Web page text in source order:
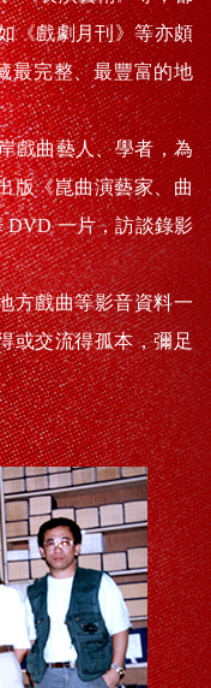
《戲劇月刊》等亦頗
最完整、最豐富的地
戲曲藝人、學者，為
版《崑曲演藝家、曲
DVD 一片，訪談錄影
方戲曲等影音資料一
或交流得孤本，彌足